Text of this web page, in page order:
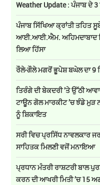
Weather Update : ਪੰਜਾਬ ਦੇ
ਪੰਜਾਬ ਸਿੱਖਿਆ ਕ੍ਰਾਂਤੀ ਤਹਿਤ
ਆਈ.ਆਈ.ਐਮ. ਅਹਿਮਦਾਬਾਦ
ਲਿਆ ਹਿੱਸਾ
ਰੌਲੇ-ਗੌਲੇ ਮਗਰੋਂ ਭੂਪੇਸ਼ ਬਘੇਲ ਦਾ 9
ਤਿਰੰਗੇ ਦੀ ਬੇਕਦਰੀ ’ਤੇ ਉੱਠੀ
ਟਾਊਨ ਗੋਲ ਮਾਰਕੀਟ ’ਚ ਝੰਡੇ ਮੁੜ
ਨੂੰ ਸ਼ਿਕਾਇਤ
ਸਰੀ ਵਿਚ ਪ੍ਰਸਿੱਧ ਨਾਵਲਕਾਰ
ਸਾਹਿਤਕ ਮਿਲਣੀ ਵਜੋਂ ਮਨਾਇਆ
ਪ੍ਰਧਾਨ ਮੰਤਰੀ ਰਾਸ਼ਟਰੀ ਬਾਲ
ਕਰਨ ਦੀ ਆਖਰੀ ਮਿਤੀ ’ਚ 15